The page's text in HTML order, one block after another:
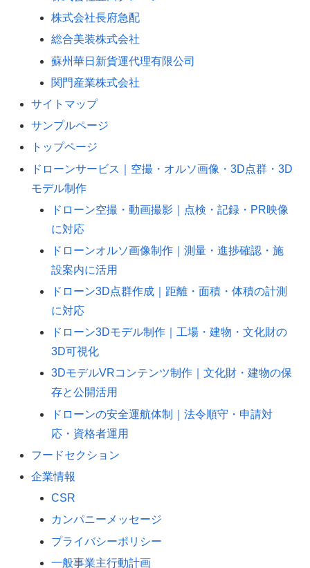
株式会社長府急配
総合美装株式会社
蘇州華日新貨運代理有限公司
関門産業株式会社
サイトマップ
サンプルページ
トップページ
ドローンサービス｜空撮・オルソ画像・3D点群・3D
モデル制作
ドローン空撮・動画撮影｜点検・記録・PR映像
に対応
ドローンオルソ画像制作｜測量・進捗確認・施
設案内に活用
ドローン3D点群作成｜距離・面積・体積の計測
に対応
ドローン3Dモデル制作｜工場・建物・文化財の
3D可視化
3DモデルVRコンテンツ制作｜文化財・建物の保
存と公開活用
ドローンの安全運航体制｜法令順守・申請対
応・資格者運用
フードセクション
企業情報
CSR
カンパニーメッセージ
プライバシーポリシー
一般事業主行動計画